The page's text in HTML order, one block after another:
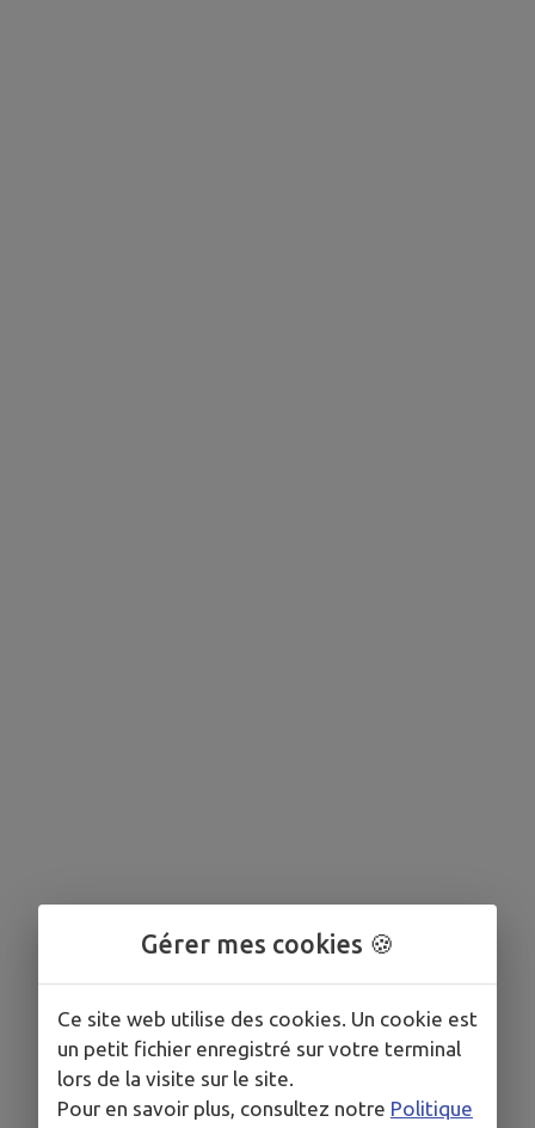
Gérer mes cookies 🍪
Ce site web utilise des cookies. Un cookie est
un petit fichier enregistré sur votre terminal
lors de la visite sur le site.
Pour en savoir plus, consultez notre Politique